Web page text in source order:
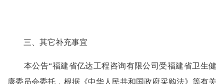
三、其它补充事宜
本公告“福建省亿达工程咨询有限公司受福建省卫生健
康委员会委托，根据《中华人民共和国政府采购法》等有关